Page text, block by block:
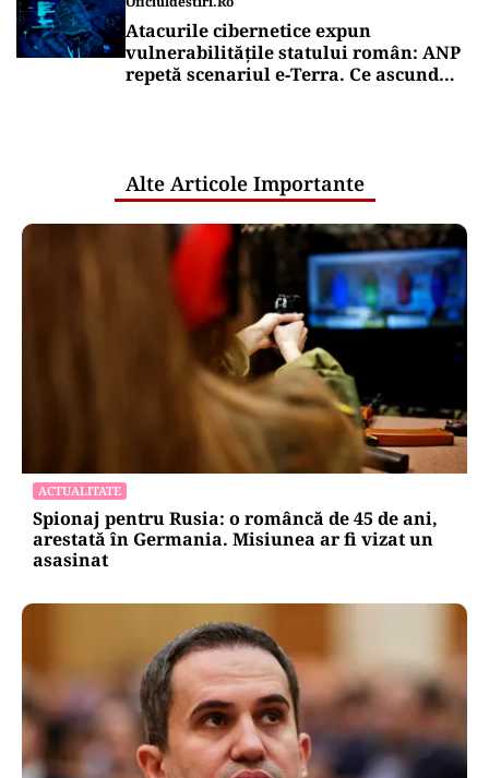
Atacurile cibernetice expun
vulnerabilitățile statului român: ANP
repetă scenariul e‑Terra. Ce ascund
Alte Articole Importante
ACTUALITATE
Spionaj pentru Rusia: o româncă de 45 de ani,
arestată în Germania. Misiunea ar fi vizat un
asasinat